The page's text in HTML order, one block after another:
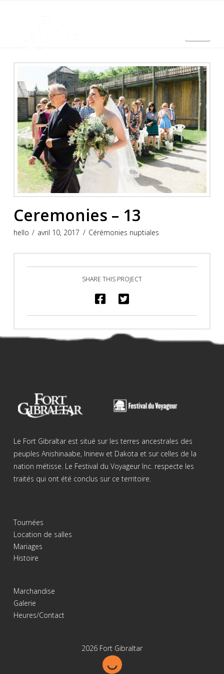
Ceremonies – 13
hello avril 10, 2017 Cérémonies nuptiales
SHARE THIS PROJECT
Le Fort Gibraltar est situé sur les terres ancestrales des
peuples Anishinaabe, Ininew et Dakota et sur celles de la
nation métisse. Le Festival du Voyageur Inc. respecte les
traités qui ont été conclus sur ce territoire.
Tournées
Location de salles
Mariages
Histoire
Marchandise
Galerie
Heures/Contact
2026 Fort Gibraltar